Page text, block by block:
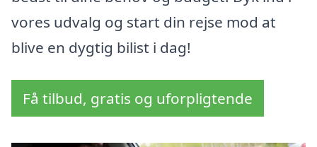
vores udvalg og start din rejse mod at
blive en dygtig bilist i dag!
Få tilbud, gratis og uforpligtende